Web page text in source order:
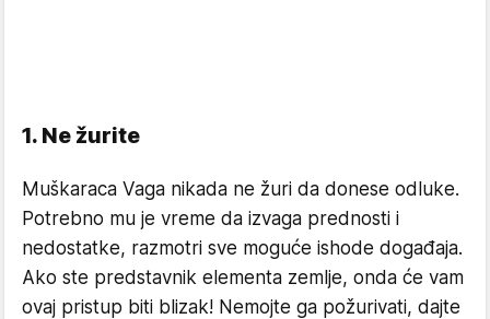
1. Ne žurite
Muškaraca Vaga nikada ne žuri da donese odluke.
Potrebno mu je vreme da izvaga prednosti i
nedostatke, razmotri sve moguće ishode događaja.
Ako ste predstavnik elementa zemlje, onda će vam
ovaj pristup biti blizak! Nemojte ga požurivati, dajte